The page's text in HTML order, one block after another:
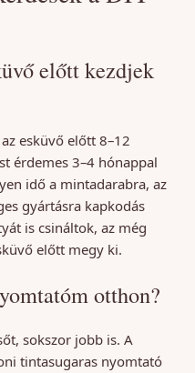
előtt kezdjek
esküvő előtt 8–12
érdemes 3–4 hónappal
idő a mintadarabra, az
gyártásra kapkodás
is csináltok, az még
előtt megy ki.
otthon?
sokszor jobb is. A
tintasugaras nyomtató